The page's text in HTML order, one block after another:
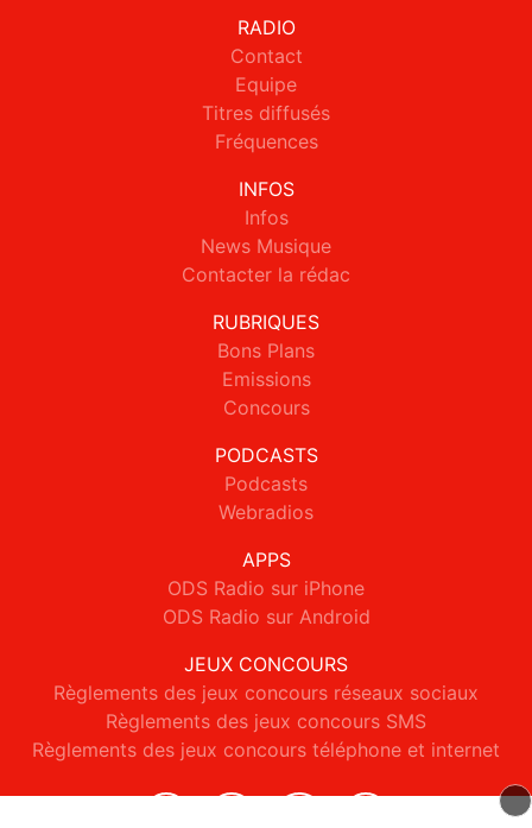
RADIO
Contact
Equipe
Titres diffusés
Fréquences
INFOS
Infos
News Musique
Contacter la rédac
RUBRIQUES
Bons Plans
Emissions
Concours
PODCASTS
Podcasts
Webradios
APPS
ODS Radio sur iPhone
ODS Radio sur Android
JEUX CONCOURS
Règlements des jeux concours réseaux sociaux
Règlements des jeux concours SMS
Règlements des jeux concours téléphone et internet